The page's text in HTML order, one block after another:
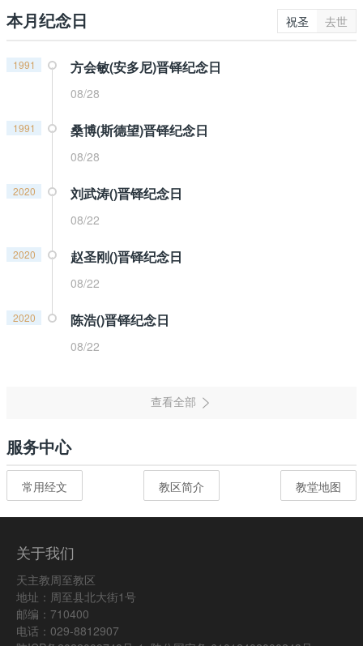
本月纪念日 祝圣 去世
1991 方会敏(安多尼)晋铎纪念日
08/28
1991 桑博(斯德望)晋铎纪念日
08/28
2020 刘武涛()晋铎纪念日
08/22
2020 赵圣刚()晋铎纪念日
08/22
2020 陈浩()晋铎纪念日
08/22
服务中心
常用经文 教区简介 教堂地图
关于我们
天主教周至教区
地址：周至县北大街1号
邮编：710400
电话：029-8812907